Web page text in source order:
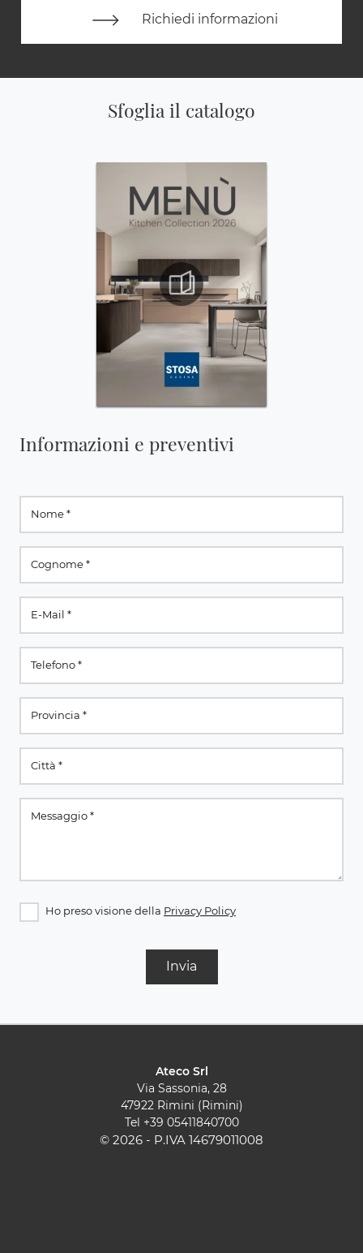
Richiedi informazioni
Sfoglia il catalogo
Informazioni e preventivi
Ho preso visione della Privacy Policy
Invia
Ateco Srl
Via Sassonia, 28
47922 Rimini (Rimini)
Tel +39 05411840700
© 2026 - P.IVA 14679011008